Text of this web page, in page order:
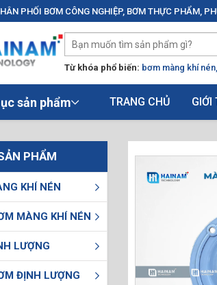
PHỐI BƠM CÔNG NGHIỆP, BƠM THỰC PHẨM,
Từ khóa phổ biến: bơm màng khí nén
sản phẩm TRANG CHỦ GIỚI
PHẨM
KHÍ NÉN
MÀNG KHÍ NÉN
LƯỢNG
ĐỊNH LƯỢNG